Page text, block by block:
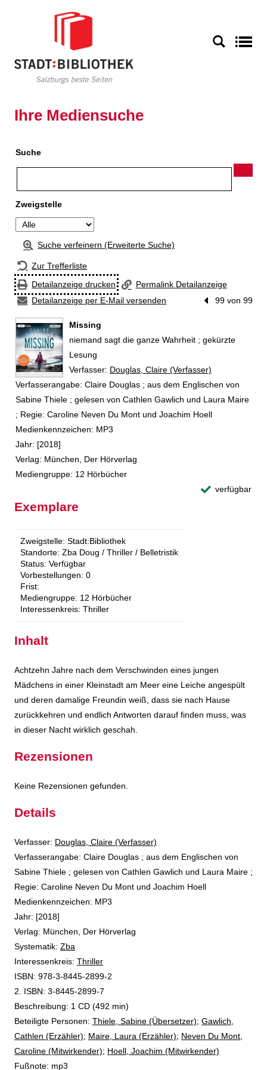
Ihre Mediensuche
Suche
Zweigstelle
Suche verfeinern (Erweiterte Suche)
Zur Trefferliste
Detailanzeige drucken
Permalink Detailanzeige
Detailanzeige per E-Mail versenden
Vorheriger
99 von 99
Missing
niemand sagt die ganze Wahrheit ; gekürzte
Lesung
Verfasser: Suche nach diesem Verfasser
Douglas, Claire (Verfasser)
Verfasserangabe: Claire Douglas ; aus dem Englischen von
Sabine Thiele ; gelesen von Cathlen Gawlich und Laura Maire
; Regie: Caroline Neven Du Mont und Joachim Hoell
Medienkennzeichen: MP3
Jahr: [2018]
Verlag: München, Der Hörverlag
Mediengruppe: 12 Hörbücher
verfügbar
Exemplare
Zweigstelle: Stadt:Bibliothek
Standorte: Zba Doug / Thriller / Belletristik
Status: Verfügbar
Vorbestellungen: 0
Frist:
Mediengruppe: 12 Hörbücher
Interessenkreis: Thriller
Inhalt
Achtzehn Jahre nach dem Verschwinden eines jungen
Mädchens in einer Kleinstadt am Meer eine Leiche angespült
und deren damalige Freundin weiß, dass sie nach Hause
zurückkehren und endlich Antworten darauf finden muss, was
in dieser Nacht wirklich geschah.
Rezensionen
Keine Rezensionen gefunden.
Details
Verfasser: Suche nach diesem Verfasser
Douglas, Claire (Verfasser)
Verfasserangabe: Claire Douglas ; aus dem Englischen von
Sabine Thiele ; gelesen von Cathlen Gawlich und Laura Maire ;
Regie: Caroline Neven Du Mont und Joachim Hoell
Medienkennzeichen: MP3
Jahr: [2018]
Verlag: München, Der Hörverlag
opens in new tab
Diesen Link in neuem Tab öffnen
Systematik: Suche nach dieser Systematik
Zba
Interessenkreis: Suche nach diesem Interessenskreis
Thriller
ISBN: 978-3-8445-2899-2
2. ISBN: 3-8445-2899-7
Beschreibung: 1 CD (492 min)
Beteiligte Personen: Suche nach dieser Beteiligten Person
Thiele, Sabine (Übersetzer); Gawlich,
Cathlen (Erzähler); Maire, Laura (Erzähler); Neven Du Mont,
Caroline (Mitwirkender); Hoell, Joachim (Mitwirkender)
Fußnote: mp3